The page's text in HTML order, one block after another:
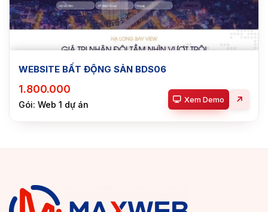
WEBSITE BẤT ĐỘNG SẢN BDS06
1.800.000
Gói: Web 1 dự án Xem Demo